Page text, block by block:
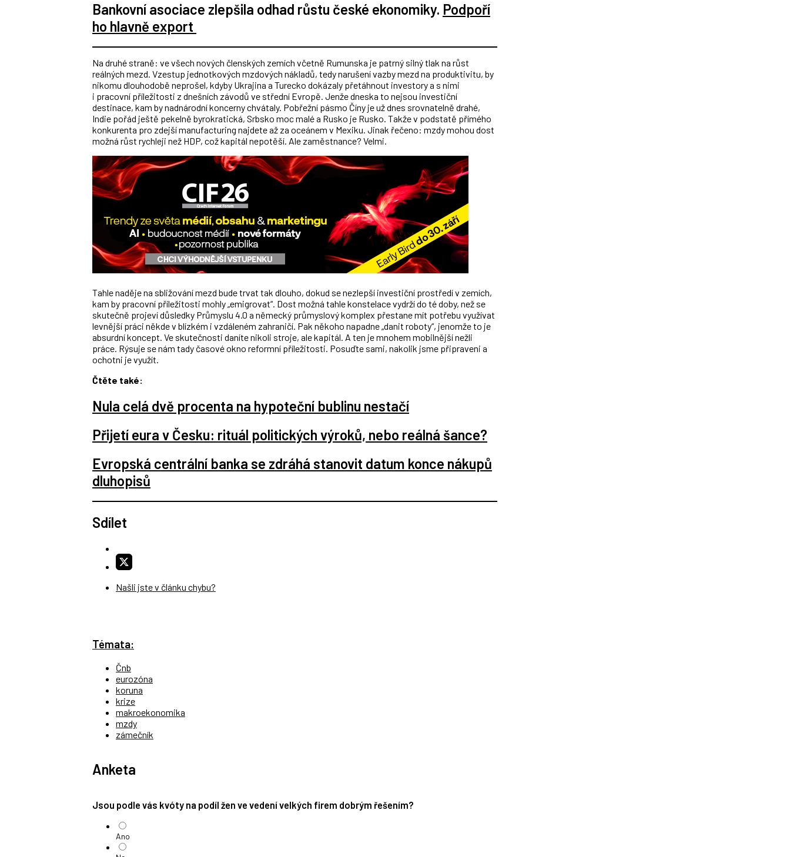
Bankovní asociace zlepšila odhad růstu české ekonomiky. Podpoří
ho hlavně export
Na druhé straně: ve všech nových členských zemích včetně Rumunska je patrný silný tlak na růst
reálných mezd. Vzestup jednotkových mzdových nákladů, tedy narušení vazby mezd na produktivitu, by
nikomu dlouhodobě neprošel, kdyby Ukrajina a Turecko dokázaly přetáhnout investory a s nimi
i pracovní příležitosti z dnešních závodů ve střední Evropě. Jenže dneska to nejsou investiční
destinace, kam by nadnárodní koncerny chvátaly. Pobřežní pásmo Číny je už dnes srovnatelně drahé,
Indie pořád ještě pekelně byrokratická, Srbsko moc malé a Rusko je Rusko. Takže v podstatě přímého
konkurenta pro zdejší manufacturing najdete až za oceánem v Mexiku. Jinak řečeno: mzdy mohou dost
možná růst rychleji než HDP, což kapitál nepotěší. Ale zaměstnance? Velmi.
Tahle naděje na sbližování mezd bude trvat tak dlouho, dokud se nezlepší investiční prostředí v zemích,
kam by pracovní příležitosti mohly „emigrovat“. Dost možná tahle konstelace vydrží do té doby, než se
skutečně projeví důsledky Průmyslu 4.0 a německý průmyslový komplex přestane mít potřebu využívat
levnější práci někde v blízkém i vzdáleném zahraničí. Pak někoho napadne „danit roboty“, jenomže to je
absurdní koncept. Ve skutečnosti daníte nikoli stroje, ale kapitál. A ten je mnohem mobilnější nežli
práce. Rýsuje se nám tady časové okno reformní příležitosti. Posuďte sami, nakolik jsme připraveni a
ochotni je využít.
Čtěte také:
Nula celá dvě procenta na hypoteční bublinu nestačí
Přijetí eura v Česku: rituál politických výroků, nebo reálná šance?
Evropská centrální banka se zdráhá stanovit datum konce nákupů
dluhopisů
Sdílet
Našli jste v článku chybu?
Témata:
Čnb
eurozóna
koruna
krize
makroekonomika
mzdy
zámečník
Anketa
Jsou podle vás kvóty na podíl žen ve vedení velkých firem dobrým řešením?
Ano